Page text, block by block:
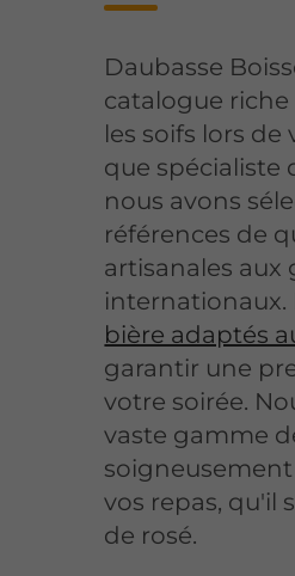
Daubasse
catalogue
les soifs lors
que spécialiste
nous avons
références de
artisanales aux
bière adaptés
garantir une
votre soirée.
vaste gamme
vos repas, qu'il
de rosé.